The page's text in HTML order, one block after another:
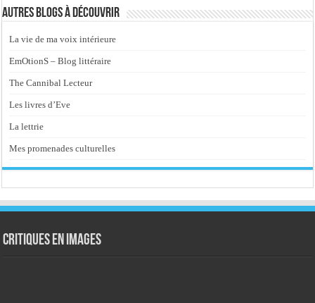
Autres blogs à découvrir
La vie de ma voix intérieure
EmOtionS – Blog littéraire
The Cannibal Lecteur
Les livres d’Eve
La lettrie
Mes promenades culturelles
Critiques en images